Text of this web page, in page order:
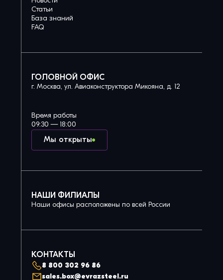
Статьи
База знаний
FAQ
ГОЛОВНОЙ ОФИС
г. Москва, ул. Авиаконструктора Микояна, д. 12
Мы открыты
Время работы
09:30 — 18:00
НАШИ ФИЛИАЛЫ
Наши офисы расположены по всей России
КОНТАКТЫ
8 800 302 96 86
sales.box@evrazsteel.ru